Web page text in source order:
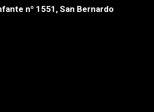
nº 1551, San Bernardo